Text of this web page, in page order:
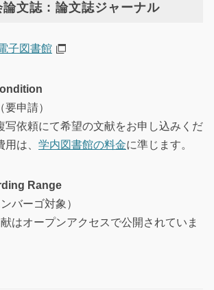
論文誌 : 論文誌ジャーナル
子図書館
申請）
依頼にて希望の文献をお申し込みくだ
は、 学内図書館の料金に準じます。
Range
バーゴ対象）
はオープンアクセスで公開されていま